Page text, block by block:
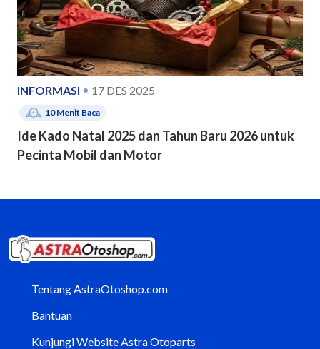
INFORMASI 17 DES 2025
10Menit Baca
Ide Kado Natal 2025 dan Tahun Baru 2026 untuk
Pecinta Mobil dan Motor
Tentang AstraOtoshop.com
Bantuan
Kunjungi Website Astra Otoparts